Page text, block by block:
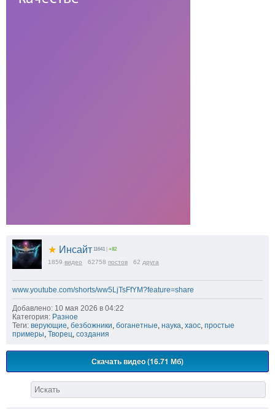
★ Инсайт 11641 | +82
1859 видео 62758 постов 62 друга
www.youtube.com/shorts/ww5LjTsFfYM?feature=share
Добавлено: 10 мая 2026 в 04:22
Категория: Разное
Теги: верующие безбожники боганетные наука хаос простые
примеры Творец создания
Скачать видео (16.71 Мб)